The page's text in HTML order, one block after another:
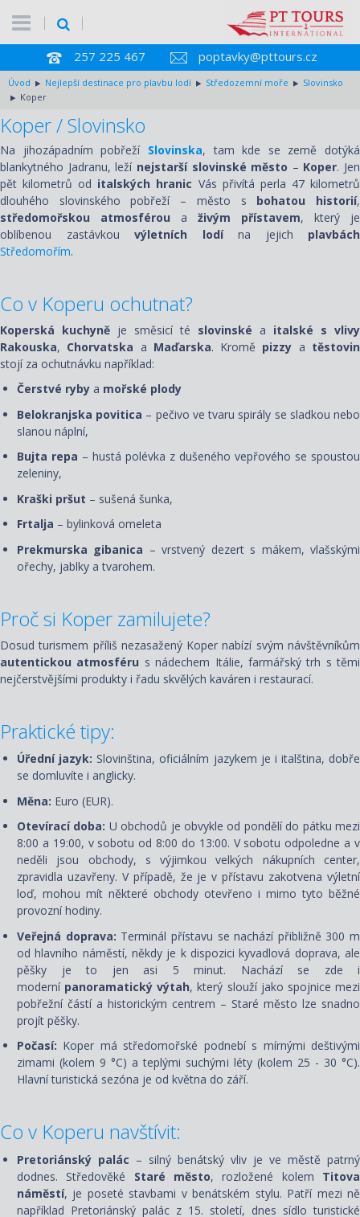
257 225 467 poptavky@pttours.cz
Úvod Nejlepší destinace pro plavbu lodí Středozemní moře
Slovinsko
Koper
Koper / Slovinsko
Na jihozápadním pobřeží Slovinska, tam kde se země dotýká
blankytného Jadranu, leží nejstarší slovinské město – Koper. Jen
pět kilometrů od italských hranic Vás přivítá perla 47 kilometrů
dlouhého slovinského pobřeží – město s bohatou historií,
středomořskou atmosférou a živým přístavem, který je
oblíbenou zastávkou výletních lodína jejich plavbách
Středomořím.
Co v Koperu ochutnat?
Koperská kuchyně je směsicí té slovinské a italské s vlivy
Rakouska, Chorvatska a Maďarska. Kromě pizzy a těstovin
stojí za ochutnávku například:
Čerstvé ryby a mořské plody
Belokranjska povitica – pečivo ve tvaru spirály se sladkou nebo
slanou náplní,
Bujta repa – hustá polévka z dušeného vepřového se spoustou
zeleniny,
Kraški pršut – sušená šunka,
Frtalja – bylinková omeleta
Prekmurska gibanica – vrstvený dezert s mákem, vlašskými
ořechy, jablky a tvarohem.
Proč si Koper zamilujete?
Dosud turismem příliš nezasažený Koper nabízí svým návštěvníkům
autentickou atmosféru s nádechem Itálie, farmářský trh s těmi
nejčerstvějšími produkty i řadu skvělých kaváren i restaurací.
Praktické tipy:
Úřední jazyk: Slovinština, oficiálním jazykem je i italština, dobře
se domluvíte i anglicky.
Měna: Euro (EUR).
Otevírací doba: U obchodů je obvykle od pondělí do pátku mezi
8:00 a 19:00, v sobotu od 8:00 do 13:00. V sobotu odpoledne a v
neděli jsou obchody, s výjimkou velkých nákupních center,
zpravidla uzavřeny. V případě, že je v přístavu zakotvena výletní
loď, mohou mít některé obchody otevřeno i mimo tyto běžné
provozní hodiny.
Veřejná doprava: Terminál přístavu se nachází přibližně 300 m
od hlavního náměstí, někdy je k dispozici kyvadlová doprava, ale
pěšky je to jen asi 5 minut. Nachází se zde i
moderní panoramatický výtah, který slouží jako spojnice mezi
pobřežní částí a historickým centrem – Staré město lze snadno
projít pěšky.
Počasí: Koper má středomořské podnebí s mírnými deštivými
zimami (kolem 9 °C) a teplými suchými léty (kolem 25 - 30 °C).
Hlavní turistická sezóna je od května do září.
Co v Koperu navštívit:
Pretoriánský palác – silný benátský vliv je ve městě patrný
dodnes. Středověké Staré město, rozložené kolem Titova
náměstí, je poseté stavbami v benátském stylu. Patří mezi ně
například Pretoriánský palác z 15. století, dnes sídlo turistické